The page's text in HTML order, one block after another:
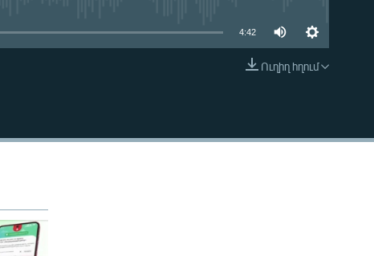
EMBED
4:42
Ուղիղ հղում